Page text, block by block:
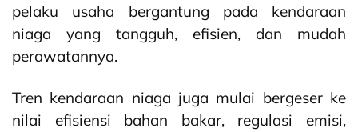
pelaku usaha bergantung pada kendaraan
niaga yang tangguh, efisien, dan mudah
perawatannya.
Tren kendaraan niaga juga mulai bergeser ke
nilai efisiensi bahan bakar, regulasi emisi,